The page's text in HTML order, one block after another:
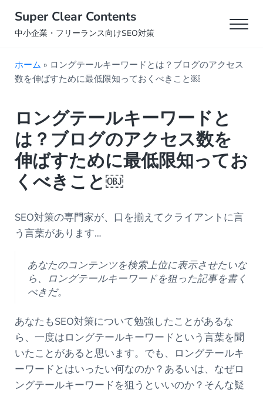
Super Clear Contents
中小企業・フリーランス向けSEO対策
ホーム » ロングテールキーワードとは？ブログのアクセス
数を伸ばすために最低限知っておくべきこと￼
ロングテールキーワードと
は？ブログのアクセス数を
伸ばすために最低限知ってお
くべきこと￼
SEO対策の専門家が、口を揃えてクライアントに言
う言葉があります…
あなたのコンテンツを検索上位に表示させたいな
ら、ロングテールキーワードを狙った記事を書く
べきだ。
あなたもSEO対策について勉強したことがあるな
ら、一度はロングテールキーワードという言葉を聞
いたことがあると思います。でも、ロングテールキ
ーワードとはいったい何なのか？あるいは、なぜロ
ングテールキーワードを狙うといいのか？そんな疑